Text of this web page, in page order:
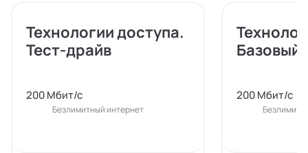
Технологии доступа.
Тест-драйв
200 Мбит/с
Безлимитный интернет
Базовый
200 Мбит/с